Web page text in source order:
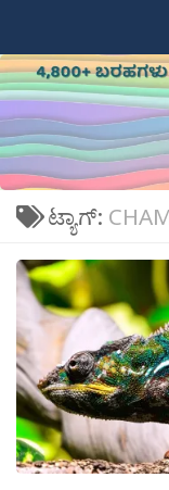
ಟ್ಯಾಗ್: